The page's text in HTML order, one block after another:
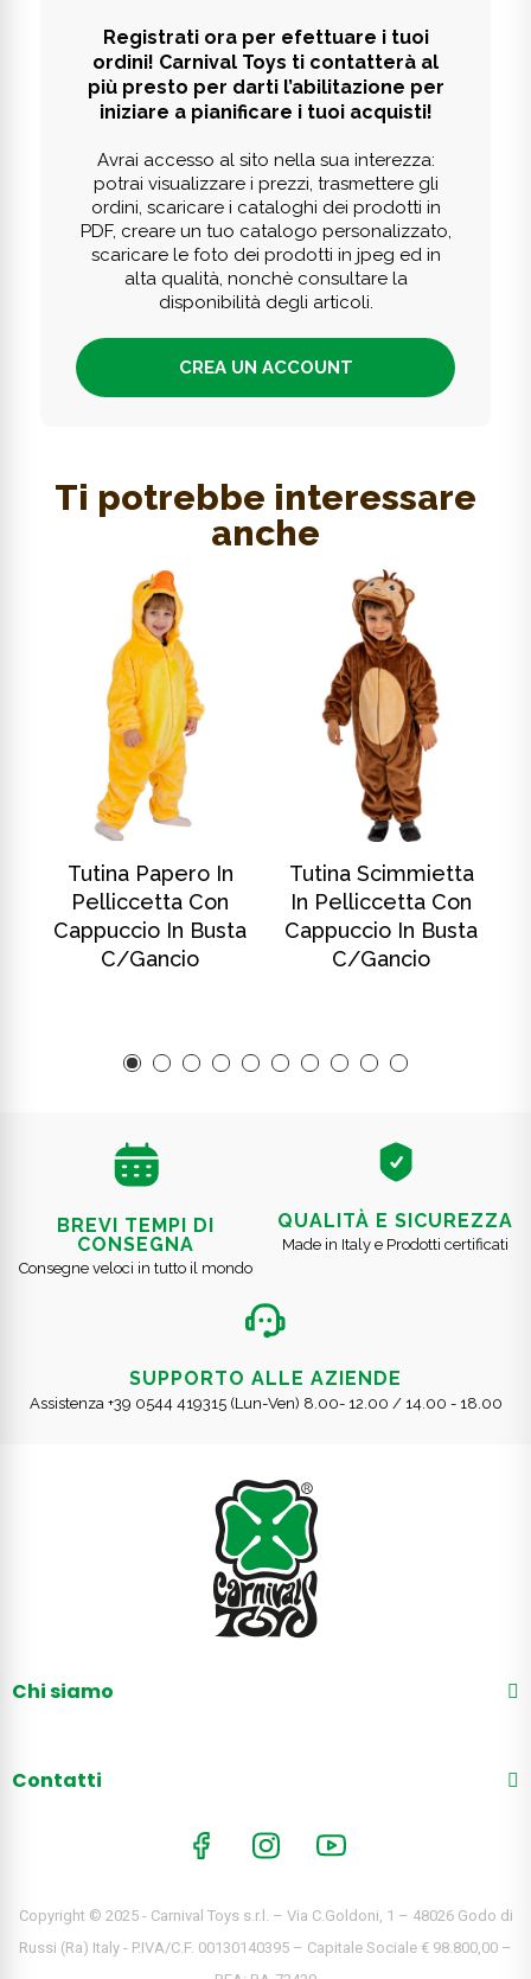
Registrati ora per efettuare i tuoi
ordini! Carnival Toys ti contatterà al
più presto per darti l’abilitazione per
iniziare a pianificare i tuoi acquisti!
Avrai accesso al sito nella sua interezza:
potrai visualizzare i prezzi, trasmettere gli
ordini, scaricare i cataloghi dei prodotti in
PDF, creare un tuo catalogo personalizzato,
scaricare le foto dei prodotti in jpeg ed in
alta qualità, nonchè consultare la
disponibilità degli articoli.
CREA UN ACCOUNT
Ti potrebbe interessare
anche
Tutina Papero In
Pelliccetta Con
Cappuccio In Busta
C/gancio
Tutina Scimmietta
In Pelliccetta Con
Cappuccio In Busta
C/gancio
BREVI TEMPI DI
CONSEGNA
Consegne veloci in tutto il mondo
QUALITÀ E SICUREZZA
Made in Italy e Prodotti certificati
SUPPORTO ALLE AZIENDE
Assistenza +39 0544 419315 (Lun-Ven) 8.00- 12.00 / 14.00 - 18.00
Chi siamo
Contatti
Copyright © 2025 - Carnival Toys s.r.l. – Via C.Goldoni, 1 – 48026 Godo di
Russi (Ra) Italy - P.IVA/C.F. 00130140395 – Capitale Sociale € 98.800,00 –